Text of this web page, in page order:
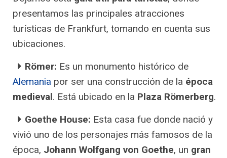
presentamos las principales atracciones
turísticas de Frankfurt, tomando en cuenta sus
ubicaciones.
Römer: Es un monumento histórico de
Alemania por ser una construcción de la época
medieval. Está ubicado en la Plaza Römerberg.
Goethe House: Esta casa fue donde nació y
vivió uno de los personajes más famosos de la
época, Johann Wolfgang von Goethe, un gran